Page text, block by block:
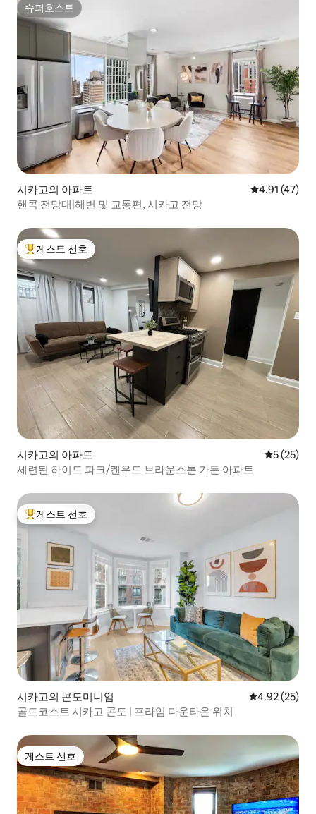
슈퍼호스트
슈퍼호스트
시카고의 아파트 평점 4.91점
4.91 (47)
핸콕 전망대|해변 및 교통편, 시카고 전망
상위 게스트 선호
게스트 선호
시카고의 아파트 평점 5점
5 (25)
세련된 하이드 파크/켄우드 브라운스톤 가든 아파트
상위 게스트 선호
게스트 선호
시카고의 콘도미니엄 평점 4.92점(5
4.92 (25)
골드코스트 시카고 콘도 | 프라임 다운타운 위치
게스트 선호
게스트 선호